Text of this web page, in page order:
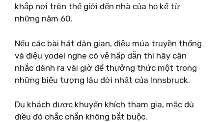
khắp nơi trên thế giới đến nhà của họ kể từ
những năm 60.
Nếu các bài hát dân gian, điệu múa truyền thống
và điệu yodel nghe có vẻ hấp dẫn thì hãy cân
nhắc dành ra vài giờ để thưởng thức một trong
những biểu tượng lâu đời nhất của Innsbruck.
Du khách được khuyến khích tham gia, mặc dù
điều đó chắc chắn không bắt buộc.